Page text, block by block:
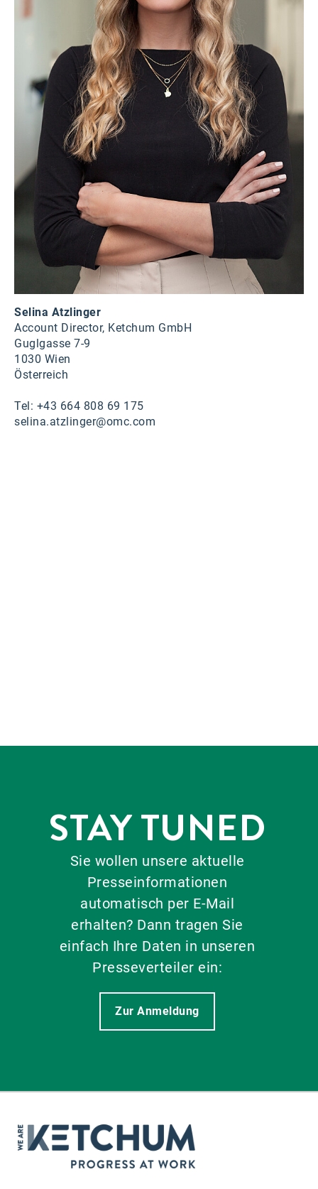
Selina Atzlinger
Account Director, Ketchum GmbH
Guglgasse 7-9
1030 Wien
Österreich
Tel: +43 664 808 69 175
selina.atzlinger@omc.com
STAY TUNED
Sie wollen unsere aktuelle
Presseinformationen
automatisch per E-Mail
erhalten? Dann tragen Sie
einfach Ihre Daten in unseren
Presseverteiler ein:
Zur Anmeldung